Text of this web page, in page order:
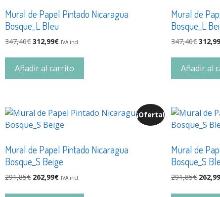
Mural de Papel Pintado Nicaragua
Bosque_L Bleu
347,40€ 312,99€ IVA incl.
Añadir al carrito
Mural de
Bosque_L
347,40€ 312,99
Añadir al
¡Oferta!
Mural de Papel Pintado Nicaragua
Bosque_S Beige
291,85€ 262,99€ IVA incl.
Mural de
Bosque_S
291,85€ 262,99